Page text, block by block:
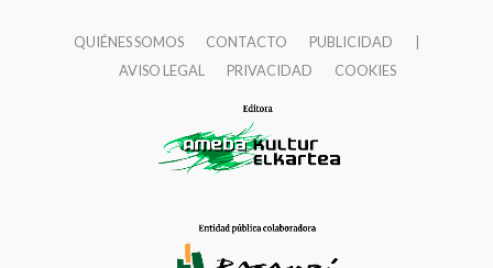
QUIÉNES SOMOS CONTACTO PUBLICIDAD
AVISO LEGAL
PRIVACIDAD COOKIES